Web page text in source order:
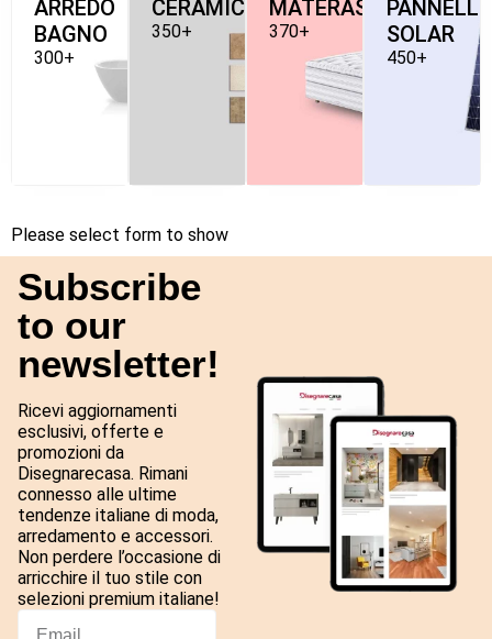
ARREDO
BAGNO
300+
CERAMICHE
350+
MATERASSI
370+
PANNELLI-
SOLAR
450+
Please select form to show
Subscribe
to our
newsletter!
Ricevi aggiornamenti
esclusivi, offerte e
promozioni da
Disegnarecasa. Rimani
connesso alle ultime
tendenze italiane di moda,
arredamento e accessori.
Non perdere l’occasione di
arricchire il tuo stile con
selezioni premium italiane!